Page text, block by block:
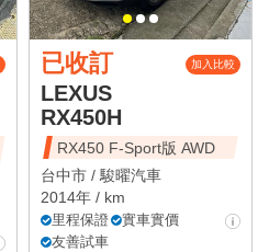
已收訂 加入比較
LEXUS
RX450H
RX450 F-Sport版 AWD
台中市 /駿曜汽車
2014年 / km
里程保證
實車實價
友善試車